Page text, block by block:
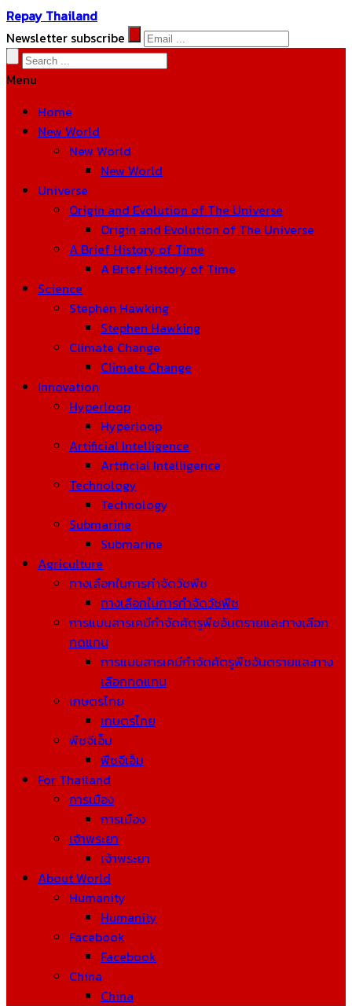
Repay Thailand
Newsletter subscribe
Menu
Home
New World
New World
New World
Universe
Origin and Evolution of The Universe
Origin and Evolution of The Universe
A Brief History of Time
A Brief History of Time
Science
Stephen Hawking
Stephen Hawking
Climate Change
Climate Change
Innovation
Hyperloop
Hyperloop
Artificial Intelligence
Artificial Intelligence
Technology
Technology
Submarine
Submarine
Agriculture
ทางเลือกในการกำจัดวัชพืช
ทางเลือกในการกำจัดวัชพืช
การแบนสารเคมีกำจัดศัตรูพืชอันตรายและทางเลือก
ทดแทน
การแบนสารเคมีกำจัดศัตรูพืชอันตรายและทาง
เลือกทดแทน
เกษตรไทย
เกษตรไทย
พืชจีเอ็ม
พืชจีเอ็ม
For Thailand
การเมือง
การเมือง
เจ้าพระยา
เจ้าพระยา
About World
Humanity
Humanity
Facebook
Facebook
China
China